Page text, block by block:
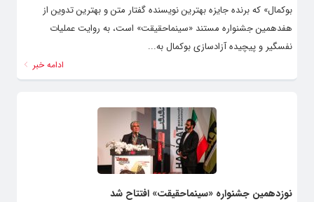
بوکمال» که برنده جایزه بهترین نویسنده گفتار متن و بهترین تدوین از
هفدهمین جشنواره مستند «سینماحقیقت» است، به روایت عملیات
نفسگیر و پیچیده آزادسازی بوکمال به...
ادامه خبر
نوزدهمین جشنواره «سینماحقیقت» افتتاح شد